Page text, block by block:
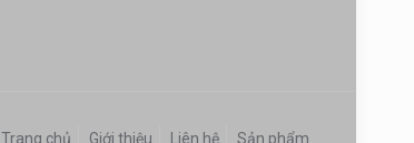
Trang chủ Giới thiệu Liên hệ Sản phẩm